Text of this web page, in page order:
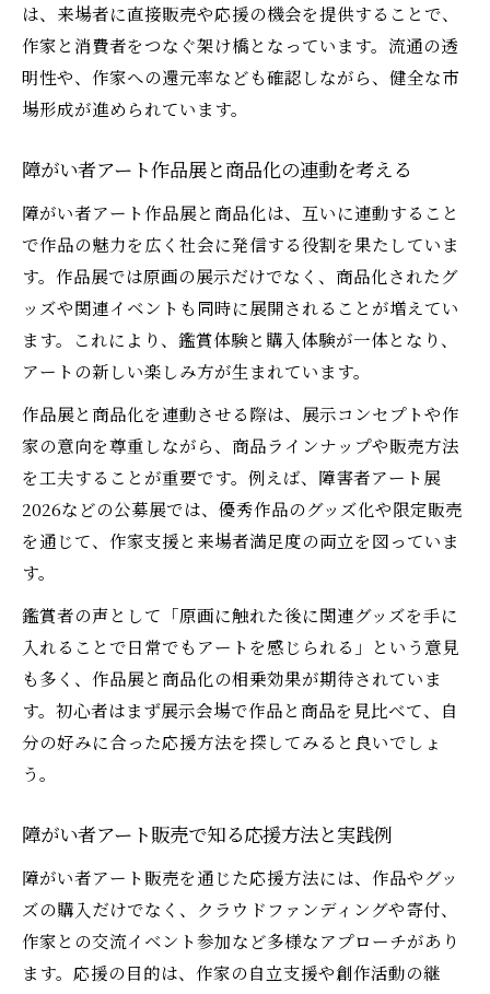
は、来場者に直接販売や応援の機会を提供することで、
作家と消費者をつなぐ架け橋となっています。流通の透
明性や、作家への還元率なども確認しながら、健全な市
場形成が進められています。
障がい者アート作品展と商品化の連動を考える
障がい者アート作品展と商品化は、互いに連動すること
で作品の魅力を広く社会に発信する役割を果たしていま
す。作品展では原画の展示だけでなく、商品化されたグ
ッズや関連イベントも同時に展開されることが増えてい
ます。これにより、鑑賞体験と購入体験が一体となり、
アートの新しい楽しみ方が生まれています。
作品展と商品化を連動させる際は、展示コンセプトや作
家の意向を尊重しながら、商品ラインナップや販売方法
を工夫することが重要です。例えば、障害者アート展
2026などの公募展では、優秀作品のグッズ化や限定販売
を通じて、作家支援と来場者満足度の両立を図っていま
す。
鑑賞者の声として「原画に触れた後に関連グッズを手に
入れることで日常でもアートを感じられる」という意見
も多く、作品展と商品化の相乗効果が期待されていま
す。初心者はまず展示会場で作品と商品を見比べて、自
分の好みに合った応援方法を探してみると良いでしょ
う。
障がい者アート販売で知る応援方法と実践例
障がい者アート販売を通じた応援方法には、作品やグッ
ズの購入だけでなく、クラウドファンディングや寄付、
作家との交流イベント参加など多様なアプローチがあり
ます。応援の目的は、作家の自立支援や創作活動の継